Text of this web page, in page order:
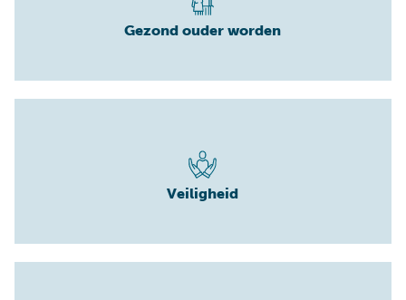
Gezond ouder worden
Veiligheid